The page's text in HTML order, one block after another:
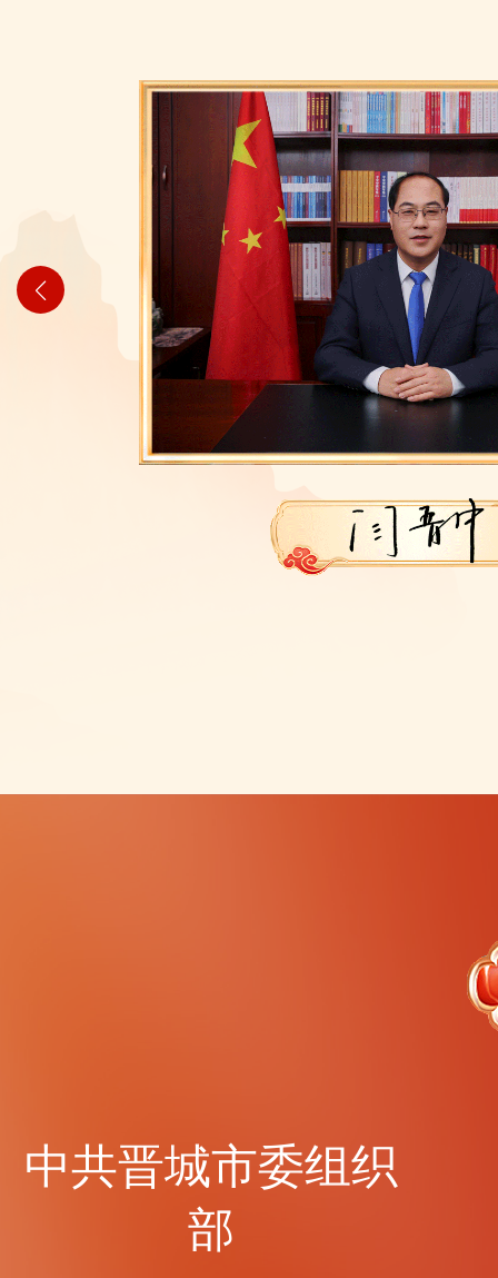
中共晋城市委组织
部